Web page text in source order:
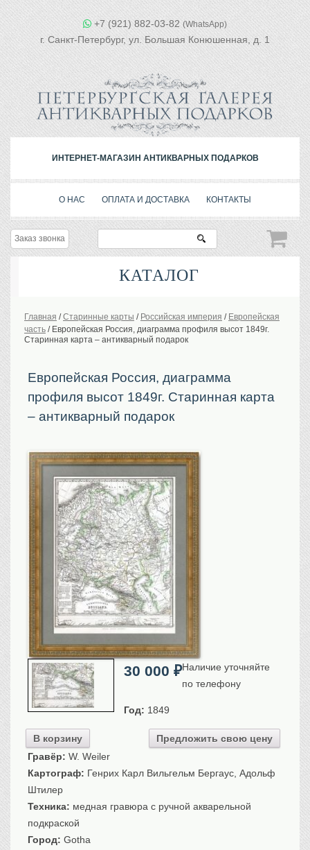
+7 (921) 882-03-82 (WhatsApp)
г. Санкт-Петербург, ул. Большая Конюшенная, д. 1
ИНТЕРНЕТ-МАГАЗИН АНТИКВАРНЫХ ПОДАРКОВ
О НАС ОПЛАТА И ДОСТАВКА КОНТАКТЫ
Заказ звонка
КАТАЛОГ
История Российской империи. Обычаи
Портреты царской семьи
городов
Санкт-Петербург
Российская империя
Прочие
Старинные карты
Российская империя
Европа
Мир
Исторические карты
Виды городов
Москва
Санкт-Петербург
Российская империя
Прочие
Севастополь, Крым
Ценные бумаги
История моды.
Гражданская мода
Униформа
Охота. Флора. Фауна
Главная /Старинные карты / Российская империя / Европейская
часть / Европейская Россия, диаграмма профиля высот 1849г.
Старинная карта – антикварный подарок
Европейская Россия, диаграмма
профиля высот 1849г. Старинная карта
– антикварный подарок
30 000₽
В корзину Предложить свою цену
Наличие уточняйте
по телефону
Год: 1849
Гравёр: W. Weiler
Картограф: Генрих Карл Вильгельм Бергаус, Адольф
Штилер
Техника: медная гравюра с ручной акварельной
подкраской
Город: Gotha